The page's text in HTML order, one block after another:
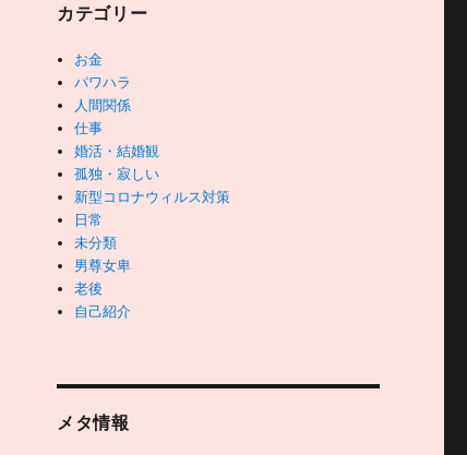
カテゴリー
お金
パワハラ
人間関係
仕事
婚活・結婚観
孤独・寂しい
新型コロナウィルス対策
日常
未分類
男尊女卑
老後
自己紹介
メタ情報